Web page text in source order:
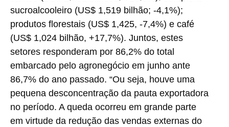
sucroalcooleiro (US$ 1,519 bilhão; -4,1%);
produtos florestais (US$ 1,425, -7,4%) e café
(US$ 1,024 bilhão, +17,7%). Juntos, estes
setores responderam por 86,2% do total
embarcado pelo agronegócio em junho ante
86,7% do ano passado. “Ou seja, houve uma
pequena desconcentração da pauta exportadora
no período. A queda ocorreu em grande parte
em virtude da redução das vendas externas do